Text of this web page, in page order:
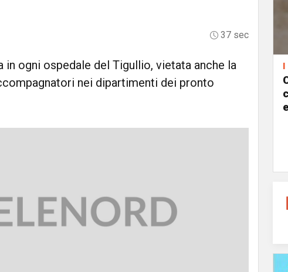
37 sec
in ogni ospedale del Tigullio, vietata anche la
nei dipartimenti dei pronto
I